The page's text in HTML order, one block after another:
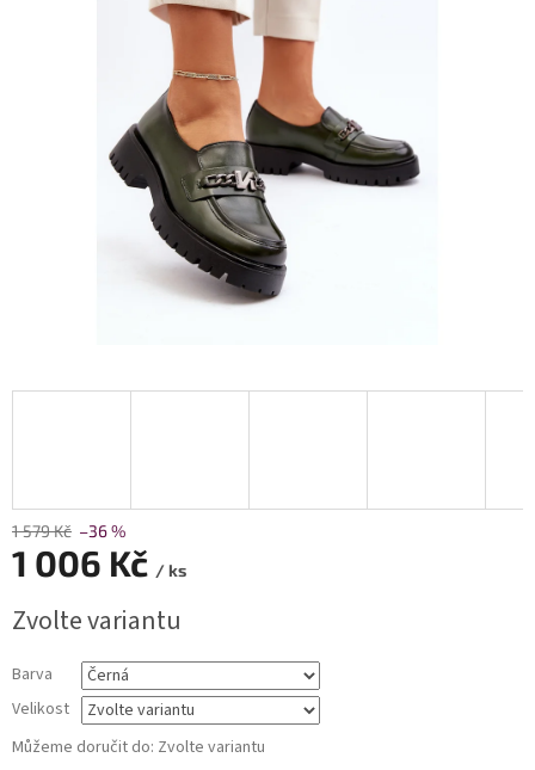
1 579 Kč –36 %
1 006 Kč / ks
cena:
Zvolte variantu
Barva
Velikost
Můžeme doručit do: Zvolte variantu